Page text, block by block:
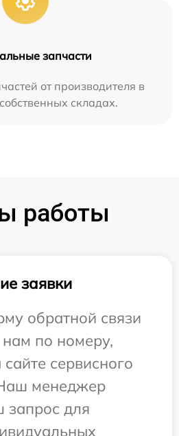
запчасти
от производителя в
складах.
работы
заявки
обратной связи
по номеру,
сервисного
менеджер
запрос для